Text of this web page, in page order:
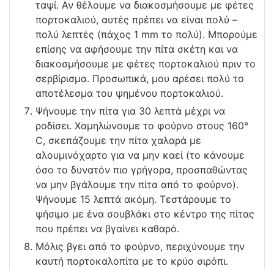
ταψί. Αν θέλουμε να διακοσμήσουμε με φέτες
πορτοκαλιού, αυτές πρέπει να είναι πολύ –
πολύ λεπτές (πάχος 1 mm το πολύ). Μπορούμε
επίσης να αφήσουμε την πίτα σκέτη και να
διακοσμήσουμε με φέτες πορτοκαλιού πριν το
σερβίρισμα. Προσωπικά, μου αρέσει πολύ το
αποτέλεσμα του ψημένου πορτοκαλιού.
Ψήνουμε την πίτα για 30 λεπτά μέχρι να
ροδίσει. Χαμηλώνουμε το φούρνο στους 160°
C, σκεπάζουμε την πίτα χαλαρά με
αλουμινόχαρτο για να μην καεί (το κάνουμε
όσο το δυνατόν πιο γρήγορα, προσπαθώντας
να μην βγάλουμε την πίτα από το φούρνο).
Ψήνουμε 15 λεπτά ακόμη. Τεστάρουμε το
ψήσιμο με ένα σουβλάκι στο κέντρο της πίτας
που πρέπει να βγαίνει καθαρό.
Μόλις βγει από το φούρνο, περιχύνουμε την
καυτή πορτοκαλοπίτα με το κρύο σιρόπι.